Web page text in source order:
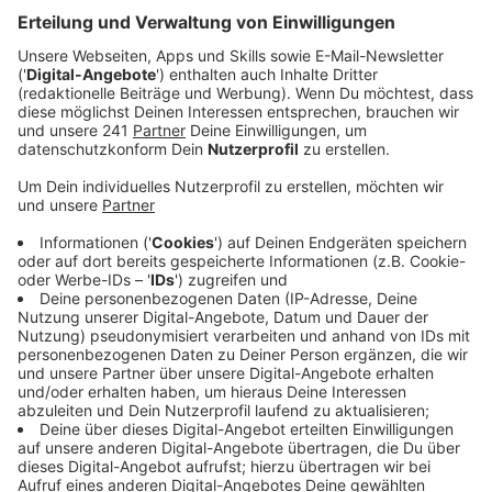
Veröffentlicht: Montag, 06.07.2026 00:00
Anzeige
Auszug aus der neuen Folge seines Podcasts